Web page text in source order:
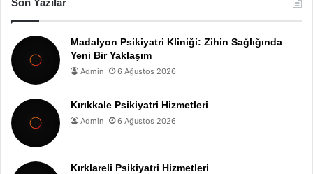
Son Yazılar
Madalyon Psikiyatri Kliniği: Zihin Sağlığında
Yeni Bir Yaklaşım
Admin 6 Ağustos 2026
Kırıkkale Psikiyatri Hizmetleri
Admin 6 Ağustos 2026
Kırklareli Psikiyatri Hizmetleri